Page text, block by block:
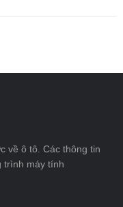
về ô tô. Các thông tin
trình máy tính